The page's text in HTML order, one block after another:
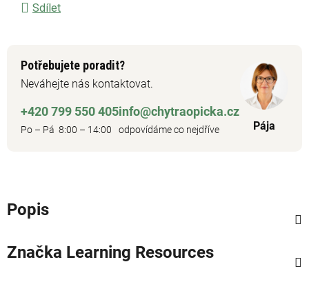
Sdílet
Potřebujete poradit?
Neváhejte nás kontaktovat.
+420 799 550 405
Po – Pá 8:00 – 14:00
info@chytraopicka.cz
odpovídáme co nejdříve Pája
Popis
Značka Learning Resources